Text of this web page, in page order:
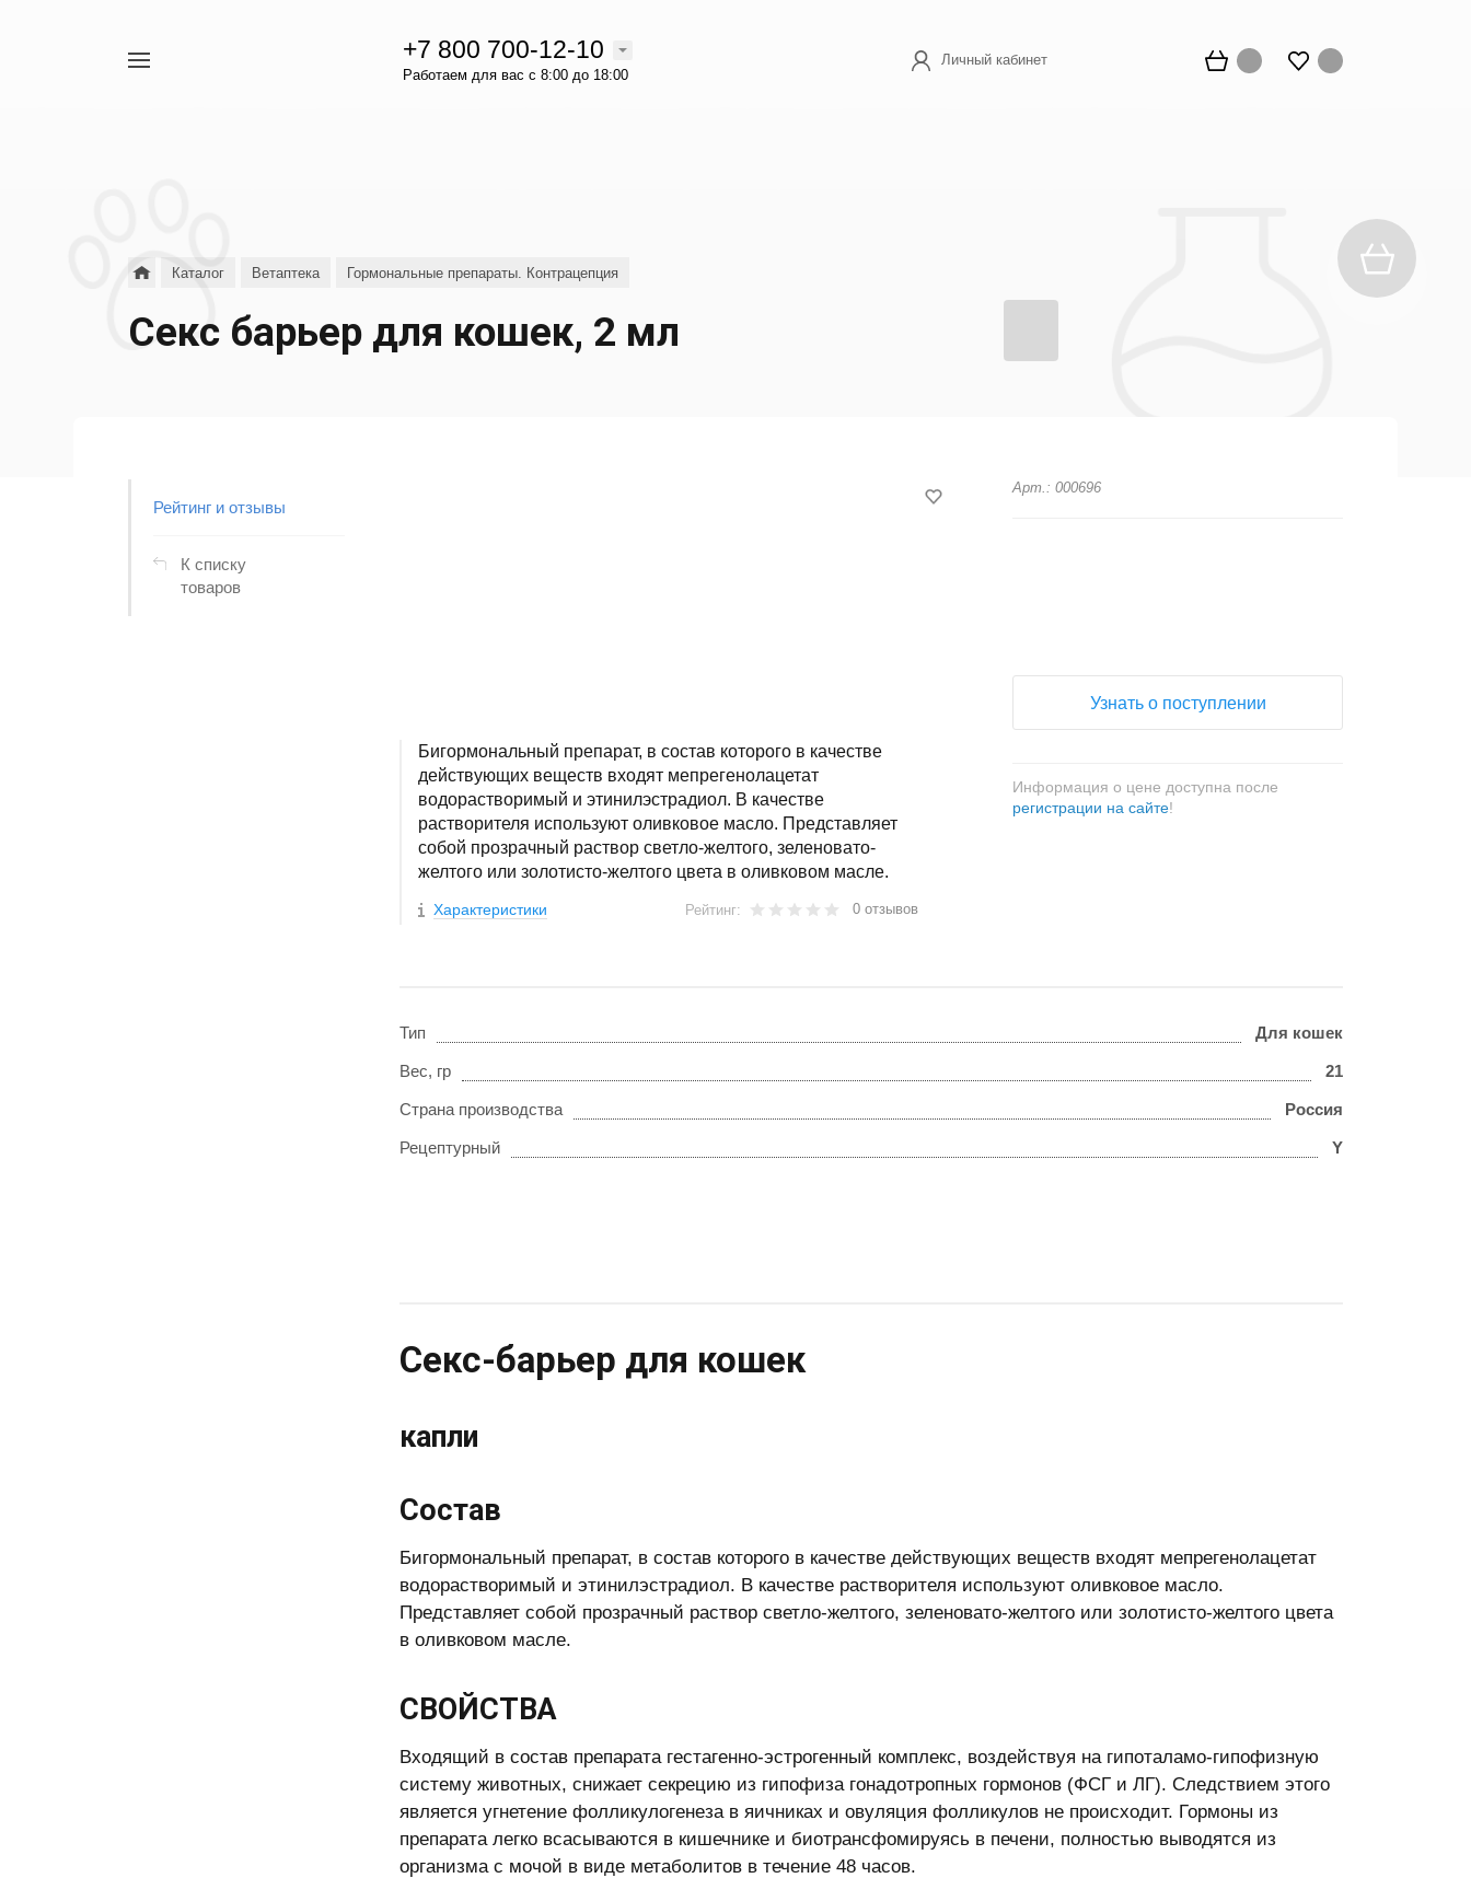
+7 800 700-12-10
Работаем для вас с 8:00 до 18:00
Личный кабинет
Каталог Ветаптека Гормональные препараты. Контрацепция
Секс барьер для кошек, 2 мл
Рейтинг и отзывы
К списку
товаров
Бигормональный препарат, в состав которого в качестве
действующих веществ входят мепрегенолацетат
водорастворимый и этинилэстрадиол. В качестве
растворителя используют оливковое масло. Представляет
собой прозрачный раствор светло-желтого, зеленовато-
желтого или золотисто-желтого цвета в оливковом масле.
Характеристики Рейтинг: 0 отзывов
Арт.: 000696
Узнать о поступлении
Информация о цене доступна после
регистрации на сайте!
Тип Для кошек
Вес, гр 21
Страна производства Россия
Рецептурный Y
Секс-барьер для кошек
капли
Состав
Бигормональный препарат, в состав которого в качестве действующих веществ входят мепрегенолацетат
водорастворимый и этинилэстрадиол. В качестве растворителя используют оливковое масло.
Представляет собой прозрачный раствор светло-желтого, зеленовато-желтого или золотисто-желтого цвета
в оливковом масле.
СВОЙСТВА
Входящий в состав препарата гестагенно-эстрогенный комплекс, воздействуя на гипоталамо-гипофизную
систему животных, снижает секрецию из гипофиза гонадотропных гормонов (ФСГ и ЛГ). Следствием этого
является угнетение фолликулогенеза в яичниках и овуляция фолликулов не происходит. Гормоны из
препарата легко всасываются в кишечнике и биотрансфомируясь в печени, полностью выводятся из
организма с мочой в виде метаболитов в течение 48 часов.